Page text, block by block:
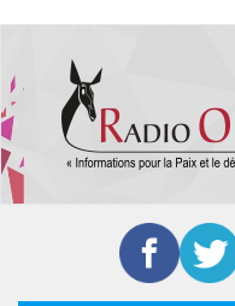
contenu
principal